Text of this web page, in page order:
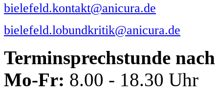
bielefeld.kontakt@anicura.de
bielefeld.lobundkritik@anicura.de
Terminsprechstunde
Mo-Fr: 8.00 - 18.30 Uhr